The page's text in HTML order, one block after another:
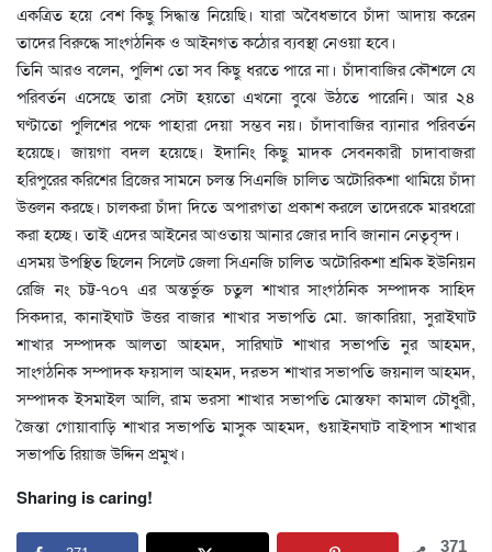
একত্রিত হয়ে বেশ কিছু সিদ্ধান্ত নিয়েছি। যারা অবৈধভাবে চাঁদা আদায় করেন
তাদের বিরুদ্ধে সাংগঠনিক ও আইনগত কঠোর ব্যবস্থা নেওয়া হবে।
তিনি আরও বলেন, পুলিশ তো সব কিছু ধরতে পারে না। চাঁদাবাজির কৌশলে যে
পরিবর্তন এসেছে তারা সেটা হয়তো এখনো বুঝে উঠতে পারেনি। আর ২৪
ঘণ্টাতো পুলিশের পক্ষে পাহারা দেয়া সম্ভব নয়। চাঁদাবাজির ব্যানার পরিবর্তন
হয়েছে। জায়গা বদল হয়েছে। ইদানিং কিছু মাদক সেবনকারী চাদাবাজরা
হরিপুরের করিশের ব্রিজের সামনে চলন্ত সিএনজি চালিত অটোরিকশা থামিয়ে চাঁদা
উত্তলন করছে। চালকরা চাঁদা দিতে অপারগতা প্রকাশ করলে তাদেরকে মারধরো
করা হচ্ছে। তাই এদের আইনের আওতায় আনার জোর দাবি জানান নেতৃবৃন্দ।
এসময় উপস্থিত ছিলেন সিলেট জেলা সিএনজি চালিত অটোরিকশা শ্রমিক ইউনিয়ন
রেজি নং চট্ট-৭০৭ এর অন্তর্ভুক্ত চতুল শাখার সাংগঠনিক সম্পাদক সাহিদ
সিকদার, কানাইঘাট উত্তর বাজার শাখার সভাপতি মো. জাকারিয়া, সুরাইঘাট
শাখার সম্পাদক আলতা আহমদ, সারিঘাট শাখার সভাপতি নুর আহমদ,
সাংগঠনিক সম্পাদক ফয়সাল আহমদ, দরভস শাখার সভাপতি জয়নাল আহমদ,
সম্পাদক ইসমাইল আলি, রাম ভরসা শাখার সভাপতি মোস্তফা কামাল চৌধুরী,
জৈন্তা গোয়াবাড়ি শাখার সভাপতি মাসুক আহমদ, গুয়াইনঘাট বাইপাস শাখার
সভাপতি রিয়াজ উদ্দিন প্রমুখ।
Sharing is caring!
371